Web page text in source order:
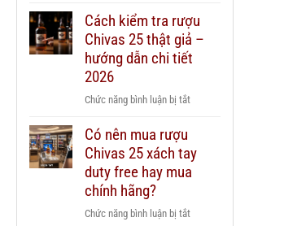
Chivas
12,
18,
–
loại
nào
Cách kiểm tra rượu
Chivas 25 thật giả –
hướng dẫn chi tiết
2026
Chức năng bình luận bị tắtở
tra
rượu
thật
Có nên mua rượu
Chivas 25 xách tay
duty free hay mua
chính hãng?
Chức năng bình luận bị tắtở